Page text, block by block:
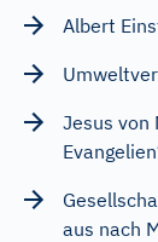
Albert
Jesus von
aus nach